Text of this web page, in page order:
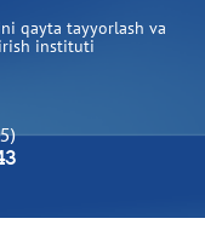
qayta tayyorlash va
instituti